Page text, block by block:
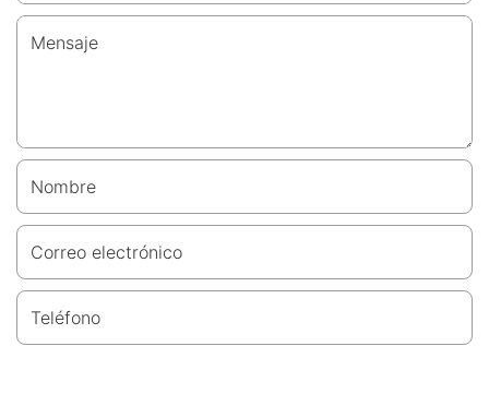
Mensaje
Nombre
Correo electrónico
Teléfono